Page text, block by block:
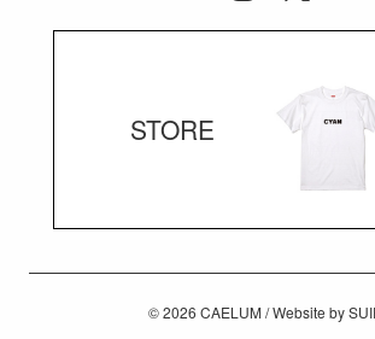
STORE
© 2026 CAELUM/ Website by